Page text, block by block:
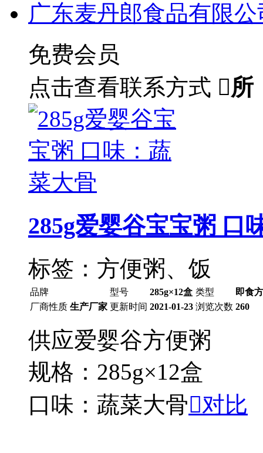
广东麦丹郎食品有限公
免费会员
点击查看联系方式 所
285g爱婴谷宝宝粥 口
标签：方便粥、饭
品牌 型号 285g×12盒 类型
即食
厂商性质 生产厂家 更新时间 2021-01-23 浏览次数 260
供应爱婴谷方便粥
规格：285g×12盒
口味：蔬菜大骨对比